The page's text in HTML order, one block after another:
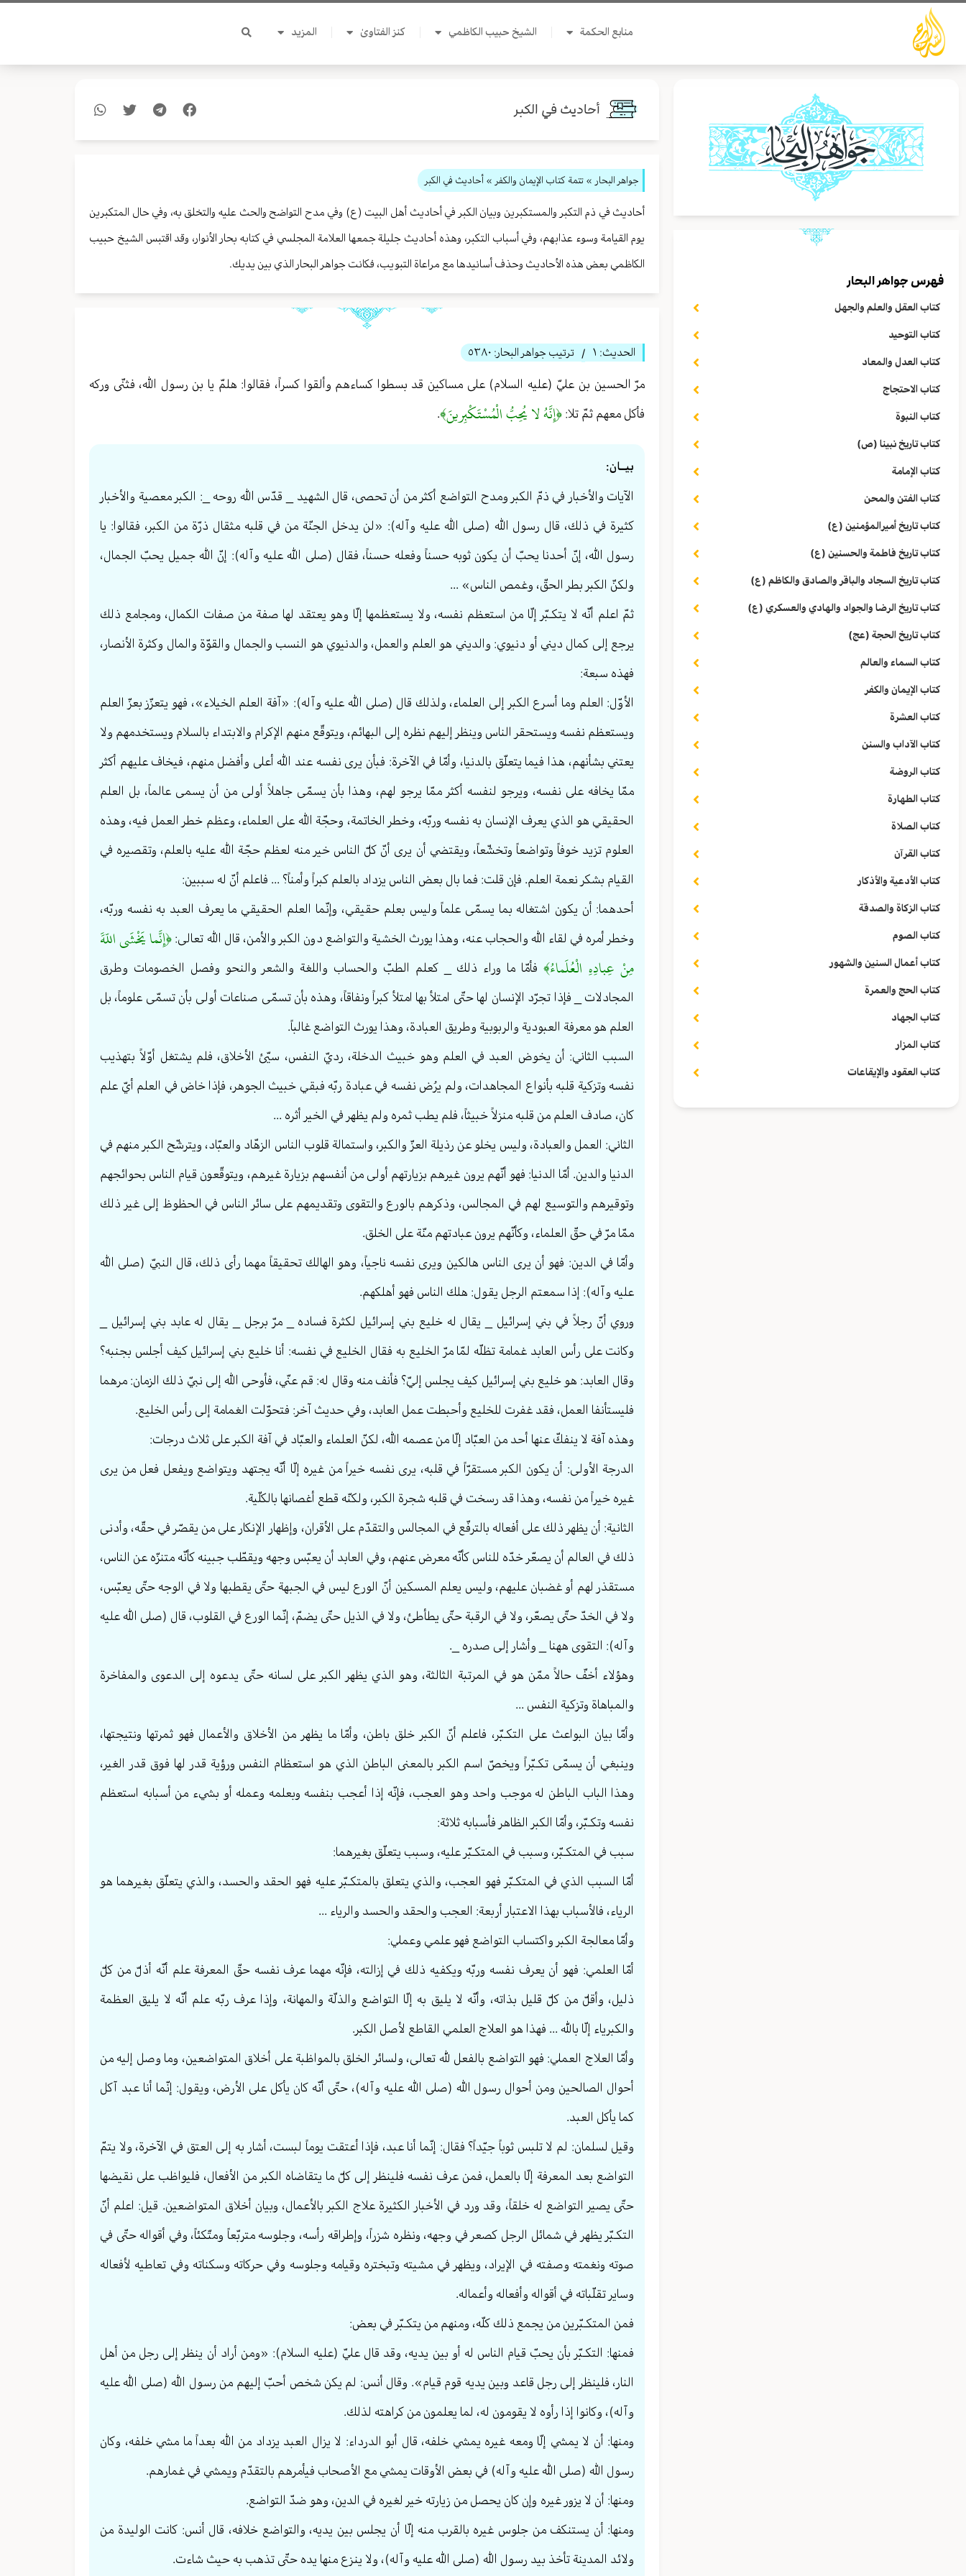
تخطي
المحتوى
منابع الحكمة الشيخ حبيب الكاظمي كنز الفتاوىٰ المزيد
فهرس جواهر البحار
كتاب العقل والعلم والجهل
كتاب التوحيد
كتاب العدل والمعاد
كتاب الاحتجاج
كتاب النبوة
كتاب تاريخ نبينا (ص)
كتاب الإمامة
كتاب الفتن والمحن
كتاب تاريخ أميرالمؤمنين (ع)
كتاب تاريخ فاطمة والحسنين (ع)
كتاب تاريخ السجاد والباقر والصادق والكاظم (ع)
كتاب تاريخ الرضا والجواد والهادي والعسكري (ع)
كتاب تاريخ الحجة (عج)
كتاب السماء والعالم
كتاب الإيمان والكفر
كتاب العشرة
كتاب الآداب والسنن
كتاب الروضة
كتاب الطهارة
كتاب الصلاة
كتاب القرآن
كتاب الأدعية والأذكار
كتاب الزكاة والصدقة
كتاب الصوم
كتاب أعمال السنين والشهور
كتاب الحج والعمرة
كتاب الجهاد
كتاب المزار
كتاب العقود والإيقاعات
أحاديث في الكبر
جواهر البحار » تتمة كتاب الإيمان والكفر » أحاديث في الكبر
أحاديث في ذم التكبر والمستكبرين وبيان الكبر في أحاديث أهل البيت (ع) وفي مدح التواضح والحث عليه والتخلق به، وفي حال المتكبرين
يوم القيامة وسوء عذابهم، وفي أسباب التكبر، وهذه أحاديث جليلة جمعها العلامة المجلسي في كتابه بحار الأنوار، وقد اقتبس الشيخ حبيب
الكاظمي بعض هذه الأحاديث وحذف أسانيدها مع مراعاة التبويب، فكانت جواهر البحار الذي بين يديك.
الحديث: ١ / ترتيب جواهر البحار: ٥٣٨٠
مرّ الحسين بن عليّ (عليه السلام) على مساكين قد بسطوا كساءهم وألقوا كسراً، فقالوا: هلمّ يا بن رسول الله، فثنّى وركه
فأكل معهم ثمّ تلا: ﴿إِنَّهُ لا يُحِبُّ الْمُسْتَكْبِرينَ﴾.
بيــان:
الآيات والأخبار في ذمّ الكبر ومدح التواضع أكثر من أن تحصى، قال الشهيد _ قدّس الله روحه _: الكبر معصية والأخبار
كثيرة في ذلك، قال رسول الله (صلى الله عليه وآله): «لن يدخل الجنّة من في قلبه مثقال ذرّة من الكبر، فقالوا: يا
رسول الله، إنّ أحدنا يحبّ أن يكون ثوبه حسناً وفعله حسناً، فقال (صلى الله عليه وآله): إنّ الله جميل يحبّ الجمال،
ولكنّ الكبر بطر الحقّ، وغمص الناس» ...
ثمّ اعلم أنّه لا يتكـبّر إلّا من استعظم نفسه، ولا يستعظمها إلّا وهو يعتقد لها صفة من صفات الكمال، ومجامع ذلك
يرجع إلى كمال ديني أو دنيوي: والديني هو العلم والعمل، والدنيوي هو النسب والجمال والقوّة والمال وكثرة الأنصار،
فهذه سبعة:
الأوّل: العلم وما أسرع الكبر إلى العلماء، ولذلك قال (صلى الله عليه وآله): «آفة العلم الخيلاء»، فهو يتعزّز بعزّ العلم
ويستعظم نفسه ويستحقر الناس وينظر إليهم نظره إلى البهائم، ويتوقّع منهم الإكرام والابتداء بالسلام ويستخدمهم ولا
يعتني بشأنهم، هذا فيما يتعلّق بالدنيا، وأمّا في الآخرة: فبأن يرى نفسه عند الله أعلى وأفضل منهم، فيخاف عليهم أكثر
ممّا يخافه على نفسه، ويرجو لنفسه أكثر ممّا يرجو لهم، وهذا بأن يسمّى جاهلاً أولى من أن يسمى عالماً، بل العلم
الحقيقي هو الذي يعرف الإنسان به نفسه وربّه، وخطر الخاتمة، وحجّة الله على العلماء، وعظم خطر العمل فيه، وهذه
العلوم تزيد خوفاً وتواضعاً وتخشّعاً، ويقتضي أن يرى أنّ كلّ الناس خير منه لعظم حجّة الله عليه بالعلم، وتقصيره في
القيام بشكر نعمة العلم. فإن قلت: فما بال بعض الناس يزداد بالعلم كبراً وأمناً؟ ... فاعلم أنّ له سببين:
أحدهما: أن يكون اشتغاله بما يسمّى علماً وليس بعلم حقيقي، وإنّما العلم الحقيقي ما يعرف العبد به نفسه وربّه،
وخطر أمره في لقاء الله والحجاب عنه، وهذا يورث الخشية والتواضع دون الكبر والأمن، قال الله تعالی: ﴿إِنَّما يَخْشَى اللّهََ
مِنْ عِبادِهِ الْعُلَماءُ﴾ فأمّا ما وراء ذلك _ كعلم الطبّ والحساب واللغة والشعر والنحو وفصل الخصومات وطرق
المجادلات _ فإذا تجرّد الإنسان لها حتّى امتلأ بها امتلأ كبراً ونفاقاً، وهذه بأن تسمّى صناعات أولى بأن تسمّى علوماً، بل
العلم هو معرفة العبودية والربوبية وطريق العبادة، وهذا يورث التواضع غالباً.
السبب الثاني: أن يخوض العبد في العلم وهو خبيث الدخلة، رديّ النفس، سيّئ الأخلاق، فلم يشتغل أوّلاً بتهذيب
نفسه وتزكية قلبه بأنواع المجاهدات، ولم يرُض نفسه في عبادة ربّه فبقي خبيث الجوهر، فإذا خاض في العلم أيّ علم
كان، صادف العلم من قلبه منزلاً خبيثاً، فلم يطب ثمره ولم يظهر في الخير أثره ...
الثاني: العمل والعبادة، وليس يخلو عن رذيلة العزّ والكبر، واستمالة قلوب الناس الزهّاد والعبّاد، ويترشّح الكبر منهم في
الدنيا والدين. أمّا الدنيا: فهو أنّهم يرون غيرهم بزيارتهم أولى من أنفسهم بزيارة غيرهم، ويتوقّعون قيام الناس بحوائجهم
وتوقيرهم والتوسيع لهم في المجالس، وذكرهم بالورع والتقوى وتقديمهم على سائر الناس في الحظوظ إلى غير ذلك
ممّا مرّ في حقّ العلماء، وكأنّهم يرون عبادتهم منّة على الخلق.
وأمّا في الدين: فهو أن يرى الناس هالكين ويرى نفسه ناجياً، وهو الهالك تحقيقاً مهما رأى ذلك، قال النبيّ (صلى الله
عليه وآله): إذا سمعتم الرجل يقول: هلك الناس فهو أهلكهم.
وروي أنّ رجلاً في بني إسرائيل _ يقال له خليع بني إسرائيل لكثرة فساده _ مرّ برجل _ يقال له عابد بني إسرائيل _
وكانت على رأس العابد غمامة تظلّه لمّا مرّ الخليع به فقال الخليع في نفسه: أنا خليع بني إسرائيل كيف أجلس بجنبه؟
وقال العابد: هو خليع بني إسرائيل كيف يجلس إليّ؟ فأنف منه وقال له: قم عنّي، فأوحى الله إلى نبيّ ذلك الزمان: مرهما
فليستأنفا العمل، فقد غفرت للخليع وأحبطت عمل العابد، وفي حديث آخر: فتحوّلت الغمامة إلى رأس الخليع.
وهذه آفة لا ينفكّ عنها أحد من العبّاد إلّا من عصمه الله، لكنّ العلماء والعبّاد في آفة الكبر على ثلاث درجات:
الدرجة الأولى: أن يكون الكبر مستقرّاً في قلبه، يرى نفسه خيراً من غيره إلّا أنّه يجتهد ويتواضع ويفعل فعل من يرى
غيره خيراً من نفسه، وهذا قد رسخت في قلبه شجرة الكبر، ولكنّه قطع أغصانها بالكلّية.
الثانية: أن يظهر ذلك على أفعاله بالترفّع في المجالس والتقدّم على الأقران، وإظهار الإنكار على من يقصّر في حقّه، وأدنى
ذلك في العالم أن يصعّر خدّه للناس كأنّه معرض عنهم، وفي العابد أن يعبّس وجهه ويقطّب جبينه كأنّه متنزّه عن الناس،
مستقذر لهم أو غضبان عليهم، وليس يعلم المسكين أنّ الورع ليس في الجبهة حتّى يقطبها ولا في الوجه حتّى يعبّس،
ولا في الخدّ حتّى يصعّر، ولا في الرقبة حتّى يطأطئ، ولا في الذيل حتّى يضمّ، إنّما الورع في القلوب، قال (صلى الله عليه
وآله): التقوى ههنا _ وأشار إلى صدره _.
وهؤلاء أخفّ حالاً ممّن هو في المرتبة الثالثة، وهو الذي يظهر الكبر على لسانه حتّى يدعوه إلى الدعوى والمفاخرة
والمباهاة وتزكية النفس ...
وأمّا بيان البواعث على التكـبّر، فاعلم أنّ الكبر خلق باطن، وأمّا ما يظهر من الأخلاق والأعمال فهو ثمرتها ونتيجتها،
وينبغي أن يسمّى تكـبّراً ويخصّ اسم الكبر بالمعنى الباطن الذي هو استعظام النفس ورؤية قدر لها فوق قدر الغير،
وهذا الباب الباطن له موجب واحد وهو العجب، فإنّه إذا أعجب بنفسه وبعلمه وعمله أو بشيء من أسبابه استعظم
نفسه وتكـبّر، وأمّا الكبر الظاهر فأسبابه ثلاثة:
سبب في المتكـبّر، وسبب في المتكـبّر عليه، وسبب يتعلّق بغيرهما:
أمّا السبب الذي في المتكـبّر فهو العجب، والذي يتعلق بالمتكـبّر عليه فهو الحقد والحسد، والذي يتعلّق بغيرهما هو
الرياء، فالأسباب بهذا الاعتبار أربعة: العجب والحقد والحسد والرياء ...
وأمّا معالجة الكبر واكتساب التواضع فهو علمي وعملي:
أمّا العلمي: فهو أن يعرف نفسه وربّه ويكفيه ذلك في إزالته، فإنّه مهما عرف نفسه حقّ المعرفة علم أنّه أذلّ من كلّ
ذليل، وأقلّ من كلّ قليل بذاته، وأنّه لا يليق به إلّا التواضع والذلّة والمهانة، وإذا عرف ربّه علم أنّه لا يليق العظمة
والكبرياء إلّا بالله ... فهذا هو العلاج العلمي القاطع لأصل الكبر.
وأمّا العلاج العملي: فهو التواضع بالفعل لله تعالی، ولسائر الخلق بالمواظبة على أخلاق المتواضعين، وما وصل إليه من
أحوال الصالحين ومن أحوال رسول الله (صلى الله عليه وآله)، حتّى أنّه كان يأكل على الأرض، ويقول: إنّما أنا عبد آكل
كما يأكل العبد.
وقيل لسلمان: لم لا تلبس ثوباً جيّداً؟ فقال: إنّما أنا عبد، فإذا أعتقت يوماً لبست، أشار به إلى العتق في الآخرة، ولا يتمّ
التواضع بعد المعرفة إلّا بالعمل، فمن عرف نفسه فلينظر إلى كلّ ما يتقاضاه الكبر من الأفعال، فليواظب على نقيضها
حتّى يصير التواضع له خلقاً، وقد ورد في الأخبار الكثيرة علاج الكبر بالأعمال، وبيان أخلاق المتواضعين. قيل: اعلم أنّ
التكـبّر يظهر في شمائل الرجل كصعر في وجهه، ونظره شزراً، وإطراقه رأسه، وجلوسه متربّعاً ومتّكئاً، وفي أقواله حتّى في
صوته ونغمته وصفته في الإيراد، ويظهر في مشيته وتبختره وقيامه وجلوسه وفي حركاته وسكناته وفي تعاطيه لأفعاله
وساير تقلّباته في أقواله وأفعاله وأعماله.
فمن المتكـبّرين من يجمع ذلك كلّه، ومنهم من يتكـبّر في بعض:
فمنها: التكـبّر بأن يحبّ قيام الناس له أو بين يديه، وقد قال عليّ (عليه السلام): «ومن أراد أن ينظر إلى رجل من أهل
النار، فلينظر إلى رجل قاعد وبين يديه قوم قيام». وقال أنس: لم يكن شخص أحبّ إليهم من رسول الله (صلى الله عليه
وآله)، وكانوا إذا رأوه لا يقومون له، لما يعلمون من كراهته لذلك.
ومنها: أن لا يمشي إلّا ومعه غيره يمشي خلفه، قال أبو الدرداء: لا يزال العبد يزداد من الله بعداً ما مشي خلفه، وكان
رسول الله (صلى الله عليه وآله) في بعض الأوقات يمشي مع الأصحاب فيأمرهم بالتقدّم ويمشي في غمارهم.
ومنها: أن لا يزور غيره وإن كان يحصل من زيارته خير لغيره في الدين، وهو ضدّ التواضع.
ومنها: أن يستنكف من جلوس غيره بالقرب منه إلّا أن يجلس بين يديه، والتواضع خلافه، قال أنس: كانت الوليدة من
ولائد المدينة تأخذ بيد رسول الله (صلى الله عليه وآله)، ولا ينزع منها يده حتّى تذهب به حيث شاءت.